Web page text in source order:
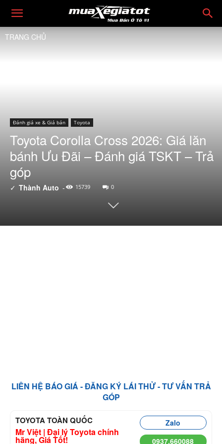
TRANG CHỦ
Đánh giá xe & Giá bán Toyota
Toyota Corolla Cross 2026: Giá lăn
bánh Ưu Đãi – Đánh giá TSKT – Trả
góp
✓ Thành Auto - 15739 0
LIÊN HỆ BÁO GIÁ - ĐĂNG KÝ LÁI THỬ - TƯ VẤN TRẢ
GÓP
TOYOTA TOÀN QUỐC
Mr Việt | Đại lý Toyota chính
hãng, Giá Tốt!
Zalo
0937.660088